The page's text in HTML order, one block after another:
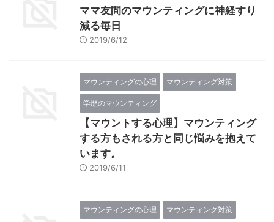
ママ友間のマウンティングに神経すり
減る毎日
2019/6/12
マウンティングの心理 マウンティング対策
学歴のマウンティング
【マウントする心理】マウンティング
する方もされる方と同じ悩みを抱えて
います。
2019/6/11
マウンティングの心理 マウンティング対策